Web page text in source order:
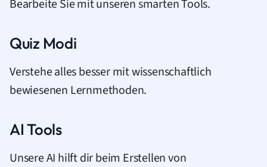
Bearbeite Sie mit unseren smarten Tools.
Quiz Modi
Verstehe alles besser mit wissenschaftlich
bewiesenen Lernmethoden.
AI Tools
Unsere AI hilft dir beim Erstellen von